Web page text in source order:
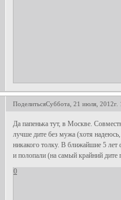
ПоделитьсяСуббота, 21 июля, 2012г.
Да папенька тут, в Москве.
лучше дите без мужа (хотя
никакого толку. В ближайшие 5 лет
и полопали (на самый крайний
0